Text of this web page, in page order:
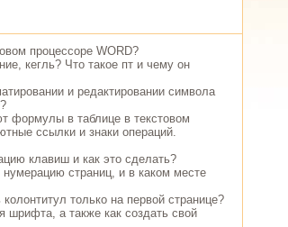
процессоре WORD?
кегль? Что такое пт и чему он
и редактировании символа
формулы в таблице в текстовом
ссылки и знаки операций.
клавиш и как это сделать?
страниц, и в каком месте
только на первой странице?
шрифта, а также как создать свой